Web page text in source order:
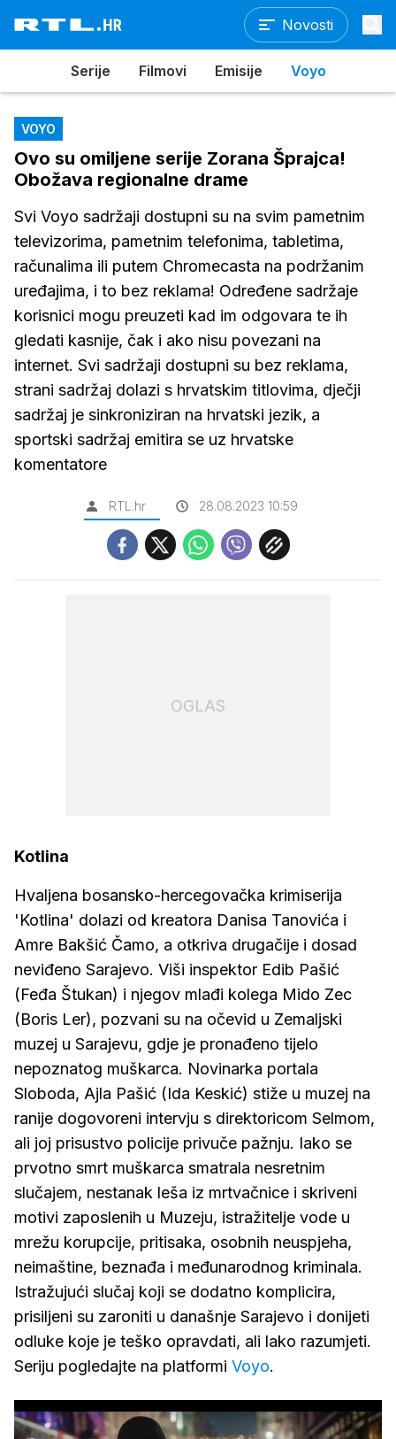
Novosti
Serije Filmovi Emisije Voyo
VOYO
Ovo su omiljene serije Zorana Šprajca!
Obožava regionalne drame
Svi Voyo sadržaji dostupni su na svim pametnim
televizorima, pametnim telefonima, tabletima,
računalima ili putem Chromecasta na podržanim
uređajima, i to bez reklama! Određene sadržaje
korisnici mogu preuzeti kad im odgovara te ih
gledati kasnije, čak i ako nisu povezani na
internet. Svi sadržaji dostupni su bez reklama,
strani sadržaj dolazi s hrvatskim titlovima, dječji
sadržaj je sinkroniziran na hrvatski jezik, a
sportski sadržaj emitira se uz hrvatske
komentatore
RTL.hr 28.08.2023 10:59
OGLAS
Kotlina
Hvaljena bosansko-hercegovačka krimiserija
'Kotlina' dolazi od kreatora Danisa Tanovića i
Amre Bakšić Čamo, a otkriva drugačije i dosad
neviđeno Sarajevo. Viši inspektor Edib Pašić
(Feđa Štukan) i njegov mlađi kolega Mido Zec
(Boris Ler), pozvani su na očevid u Zemaljski
muzej u Sarajevu, gdje je pronađeno tijelo
nepoznatog muškarca. Novinarka portala
Sloboda, Ajla Pašić (Ida Keskić) stiže u muzej na
ranije dogovoreni intervju s direktoricom Selmom,
ali joj prisustvo policije privuče pažnju. Iako se
prvotno smrt muškarca smatrala nesretnim
slučajem, nestanak leša iz mrtvačnice i skriveni
motivi zaposlenih u Muzeju, istražitelje vode u
mrežu korupcije, pritisaka, osobnih neuspjeha,
neimaštine, beznađa i međunarodnog kriminala.
Istražujući slučaj koji se dodatno komplicira,
prisiljeni su zaroniti u današnje Sarajevo i donijeti
odluke koje je teško opravdati, ali lako razumjeti.
Seriju pogledajte na platformi Voyo.